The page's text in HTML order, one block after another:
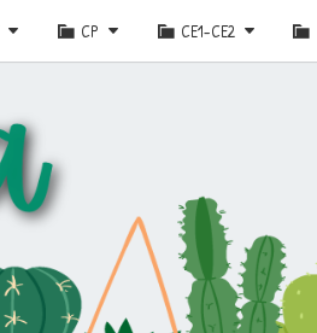
CP CE1-CE2